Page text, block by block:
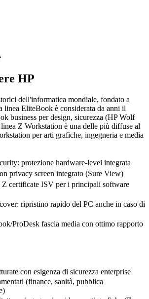
HP
dell'informatica mondiale, fondato a
linea EliteBook è considerata da anni il
business per design, sicurezza (HP Wolf
Z Workstation è una delle più diffuse al
per arti grafiche, ingegneria e media
protezione hardware-level integrata
privacy screen integrato (Sure View)
Z certificate ISV per i principali software
ripristino rapido del PC anche in caso di
ProDesk fascia media con ottimo rapporto
con esigenza di sicurezza enterprise
(finance, sanità, pubblica